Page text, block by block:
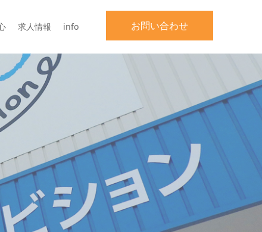
お問い合わせ
求人情報 info